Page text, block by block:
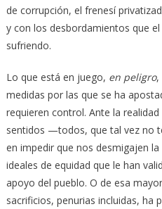
de corrupción, el frenesí
y con los desbordamientos que
sufriendo.
Lo que está en juego, en peligro,
medidas por las que se ha
requieren control. Ante la
sentidos —todos, que tal vez no
en impedir que nos desmigajen
ideales de equidad que le han
apoyo del pueblo. O de esa
sacrificios, penurias incluidas, ha